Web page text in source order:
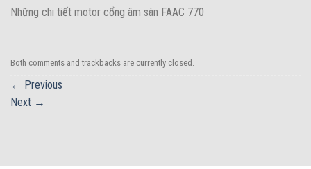
Những chi tiết motor cổng âm sàn FAAC 770
Both comments and trackbacks are currently closed.
← Previous
Next →